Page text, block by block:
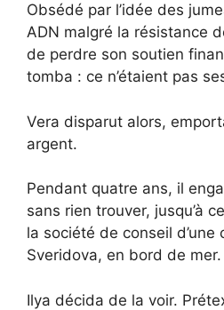
Obsédé par l’idée des
ADN malgré la résistance
de perdre son soutien
tomba : ce n’étaient pas
Vera disparut alors,
argent.
Pendant quatre ans, il
sans rien trouver, jusqu’à
la société de conseil d’une
Sveridova, en bord de mer.
Ilya décida de la voir.